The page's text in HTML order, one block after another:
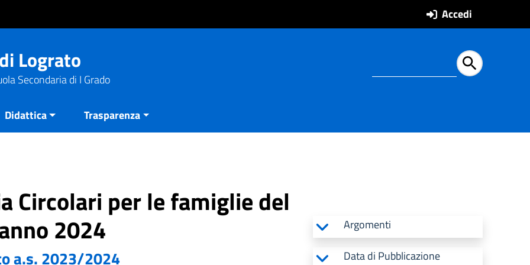
Accedi
Lograto
Secondaria di I Grado
Ricerca
Didattica Trasparenza
Circolari per le famiglie del
2024
a.s. 2023/2024
Argomenti
Data di Pubblicazione